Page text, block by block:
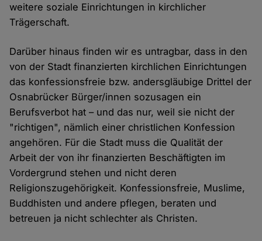
weitere soziale Einrichtungen in kirchlicher
Trägerschaft.
Darüber hinaus finden wir es untragbar, dass in den
von der Stadt finanzierten kirchlichen Einrichtungen
das konfessionsfreie bzw. andersgläubige Drittel der
Osnabrücker Bürger/innen sozusagen ein
Berufsverbot hat – und das nur, weil sie nicht der
"richtigen", nämlich einer christlichen Konfession
angehören. Für die Stadt muss die Qualität der
Arbeit der von ihr finanzierten Beschäftigten im
Vordergrund stehen und nicht deren
Religionszugehörigkeit. Konfessionsfreie, Muslime,
Buddhisten und andere pflegen, beraten und
betreuen ja nicht schlechter als Christen.